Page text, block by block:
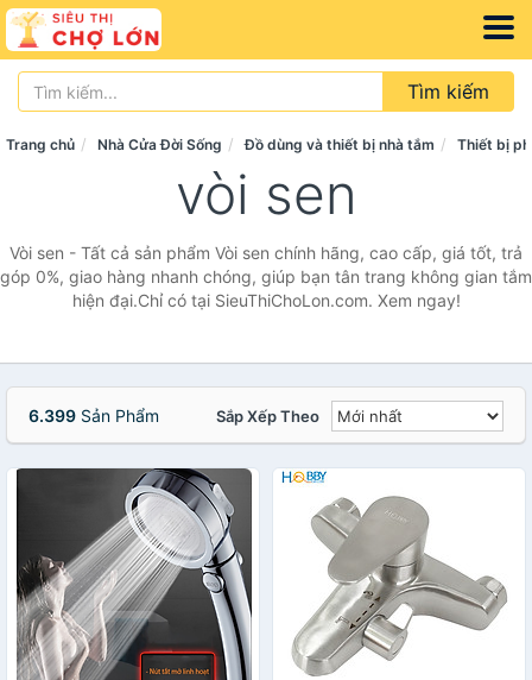
Tìm kiếm
Trang chủ Nhà Cửa Đời Sống Đồ dùng và thiết bị nhà tắm Thiết bị
vòi sen
Vòi sen - Tất cả sản phẩm Vòi sen chính hãng, cao cấp, giá tốt, trả
góp 0%, giao hàng nhanh chóng, giúp bạn tân trang không gian tắm
hiện đại.Chỉ có tại SieuThiChoLon.com. Xem ngay!
6.399 Sản Phẩm Sắp Xếp Theo